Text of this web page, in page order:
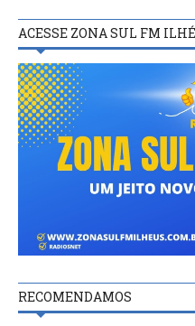
ACESSE ZONA SUL FM
RECOMENDAMOS